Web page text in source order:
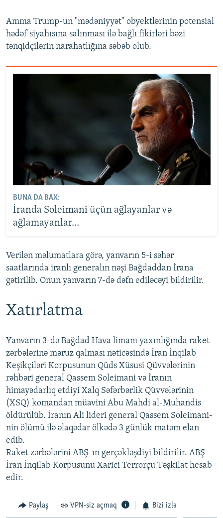
Amma Trump-un "mədəniyyət" obyektlərinin potensial
hədəf siyahısına salınması ilə bağlı fikirləri bəzi
tənqidçilərin narahatlığına səbəb olub.
BUNA DA BAX:
İranda Soleimani üçün ağlayanlar və
ağlamayanlar...
Verilən məlumatlara görə, yanvarın 5-i səhər
saatlarında iranlı generalın nəşi Bağdaddan İrana
gətirilib. Onun yanvarın 7-də dəfn ediləcəyi bildirilir.
Xatırlatma
Yanvarın 3-də Bağdad Hava limanı yaxınlığında raket
zərbələrinə məruz qalması nəticəsində İran İnqilab
Keşikçiləri Korpusunun Qüds Xüsusi Qüvvələrinin
rəhbəri general Qassem Soleimani və İranın
himayədarlıq etdiyi Xalq Səfərbərlik Qüvvələrinin
(XSQ) komandan müavini Abu Mahdi al-Muhandis
öldürülüb. İranın Ali lideri general Qassem Soleimani-
nin ölümü ilə əlaqədar ölkədə 3 günlük matəm elan
edib.
Raket zərbələrini ABŞ-ın gerçəkləşdiyi bildirilir. ABŞ
İran İnqilab Korpusunu Xarici Terrorçu Təşkilat hesab
edir.
Paylaş VPN-siz açmaq Bizi izlə